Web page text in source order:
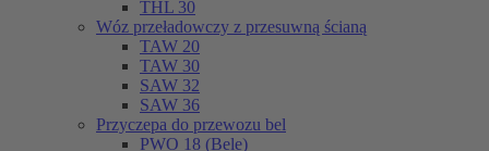
THL 30
Wóz przeładowczy z przesuwną ścianą
TAW 20
TAW 30
SAW 32
SAW 36
Przyczepa do przewozu bel
PWO 18 (Bele)